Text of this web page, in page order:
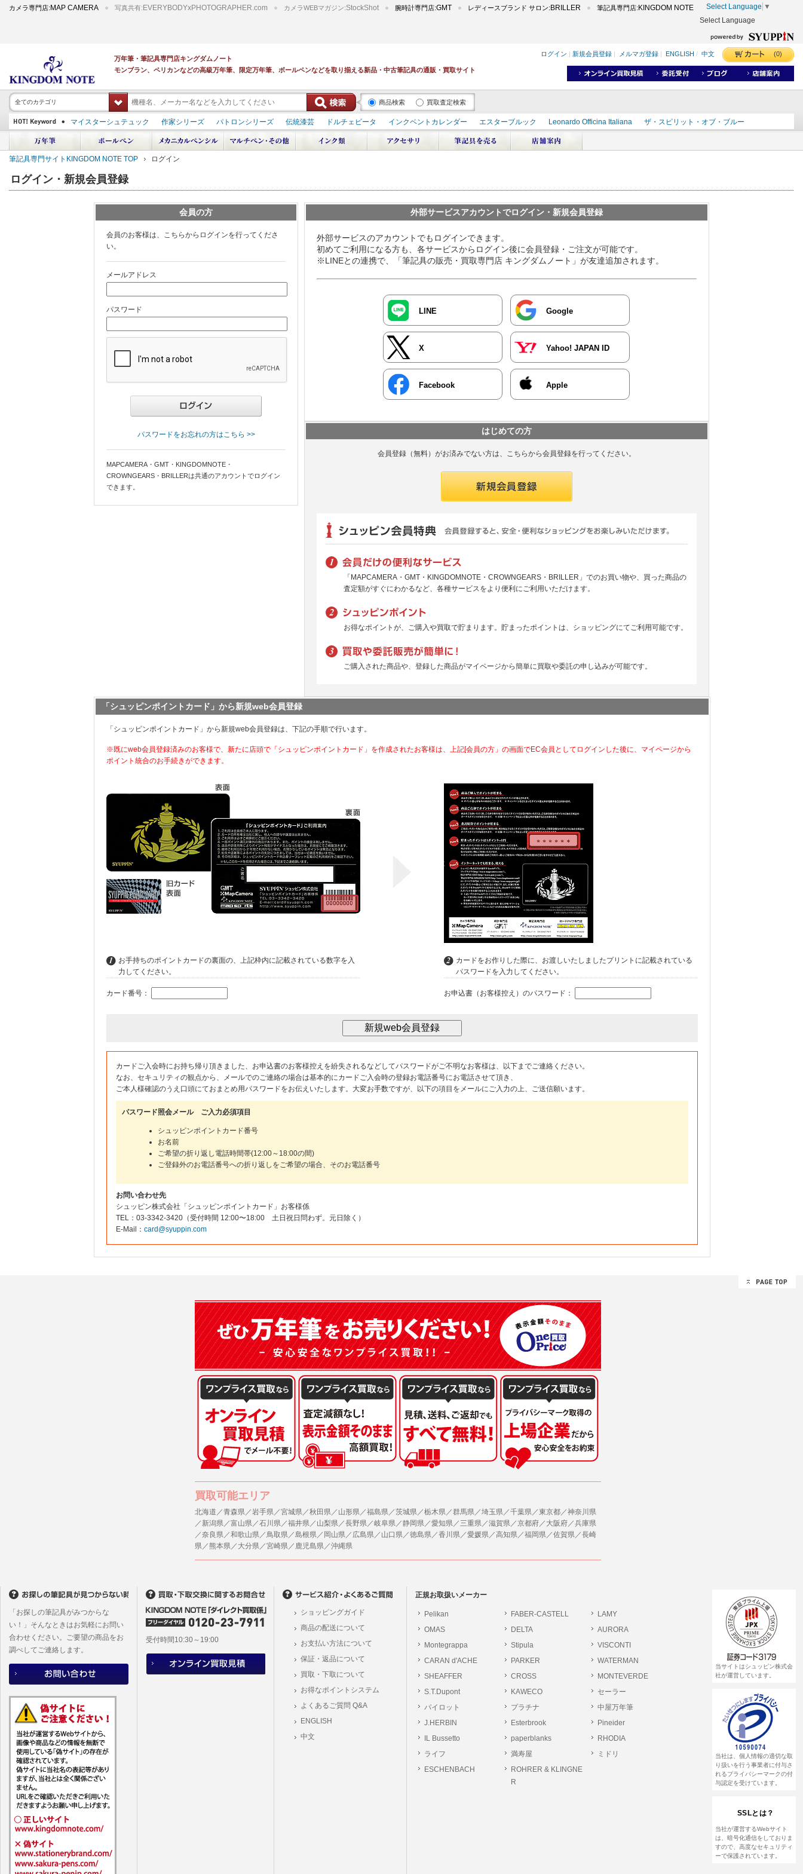
カメラ専門店: MAP CAMERA 写真共有: EVERYBODYxPHOTOGRAPHER.com カメラWEBマガジン:StockShot 腕時計専門店:GMT レディースブランド サロン: BRILLER 筆記具専門店: KINGDOM NOTE Select Language ▼
Select Language
万年筆・筆記具専門店キングダムノート
モンブラン、ペリカンなどの高級万年筆、限定万年筆、ボールペンなどを取り揃える新品・中古筆記具の通販・買取サイト
ログイン 新規会員登録 メルマガ登録 ENGLISH / 中文 (0)
全てのカテゴリ 商品検索 買取査定検索
マイスターシュテュック 作家シリーズ パトロンシリーズ 伝統漆芸 ドルチェビータ インクベントカレンダー エスターブルック Leonardo Officina Italiana
ザ・スピリット・オブ・ブルー
スーベレーン
PILOT 蒔絵 ダイアミン ボトルインク デュポン スペース オデッセイ 輪島屋善仁 深海 エテルニタ･アヴァンティ ラインD
中屋万年筆
プラチナ 出雲 キングダムノート別注 アルマンドシモーニクラブ ペリカン オーシャンスワール 源氏物語 作家シリーズ パトロンシリーズ カヴゼットインク スーベレーン
モンブラン
筆記具専門サイトKINGDOM NOTE TOP ログイン
ログイン・新規会員登録
会員の方
会員のお客様は、こちらからログインを行ってくださ
い。
メールアドレス
パスワード
パスワードをお忘れの方はこちら >>
MAPCAMERA・GMT・KINGDOMNOTE・
CROWNGEARS・BRILLERは共通のアカウントでログイン
できます。
外部サービスアカウントでログイン・新規会員登録
外部サービスのアカウントでもログインできます。
初めてご利用になる方も、各サービスからログイン後に会員登録・ご注文が可能です。
※LINEとの連携で、「筆記具の販売・買取専門店 キングダムノート」が友達追加されます。
LINE Google
X Yahoo! JAPAN ID
Facebook Apple
はじめての方
会員登録（無料）がお済みでない方は、こちらから会員登録を行ってください。
「MAPCAMERA・GMT・KINGDOMNOTE・CROWNGEARS・BRILLER」でのお買い物や、買った商品の
査定額がすぐにわかるなど、各種サービスをより便利にご利用いただけます。
お得なポイントが、ご購入や買取で貯まります。貯まったポイントは、ショッピングにてご利用可能です。
ご購入された商品や、登録した商品がマイページから簡単に買取や委託の申し込みが可能です。
「シュッピンポイントカード」から新規web会員登録
「シュッピンポイントカード」から新規web会員登録は、下記の手順で行います。
※既にweb会員登録済みのお客様で、新たに店頭で「シュッピンポイントカード」を作成されたお客様は、上記[会員の方」の画面でEC会員としてログインした後に、マイページから
ポイント統合のお手続きができます。
お手持ちのポイントカードの裏面の、上記枠内に記載されている数字を入
力してください。
カード番号：
カードをお作りした際に、お渡しいたしましたプリントに記載されている
パスワードを入力してください。
お申込書（お客様控え）のパスワード：
カードご入会時にお持ち帰り頂きました、お申込書のお客様控えを紛失されるなどしてパスワードがご不明なお客様は、以下までご連絡ください。
なお、セキュリティの観点から、メールでのご連絡の場合は基本的にカードご入会時の登録お電話番号にお電話させて頂き、
ご本人様確認のうえ口頭にておまとめ用パスワードをお伝えいたします。大変お手数ですが、以下の項目をメールにご入力の上、ご送信願います。
パスワード照会メール ご入力必須項目
シュッピンポイントカード番号
お名前
ご希望の折り返し電話時間帯(12:00～18:00の間)
ご登録外のお電話番号への折り返しをご希望の場合、そのお電話番号
お問い合わせ先
シュッピン株式会社「シュッピンポイントカード」お客様係
TEL：03-3342-3420（受付時間 12:00〜18:00 土日祝日問わず。元日除く）
E-Mail： card@syuppin.com
買取可能エリア
北海道／青森県／岩手県／宮城県／秋田県／山形県／福島県／茨城県／栃木県／群馬県／埼玉県／千葉県／東京都／神奈川県
／新潟県／富山県／石川県／福井県／山梨県／長野県／岐阜県／静岡県／愛知県／三重県／滋賀県／京都府／大阪府／兵庫県
／奈良県／和歌山県／鳥取県／島根県／岡山県／広島県／山口県／徳島県／香川県／愛媛県／高知県／福岡県／佐賀県／長崎
県／熊本県／大分県／宮崎県／鹿児島県／沖縄県
正規お取扱いメーカー
Pelikan FABER-CASTELL
LAMY
OMAS
DELTA
AURORA
Montegrappa
Stipula
VISCONTI
CARAN d'ACHE
PARKER
WATERMAN
SHEAFFER
CROSS
MONTEVERDE
S.T.Dupont
KAWECO
セーラー
パイロット
プラチナ
中屋万年筆
J.HERBIN
Esterbrook
Pineider
IL Bussetto
paperblanks
RHODIA
ライフ
満寿屋
ミドリ
ESCHENBACH
ROHRER & KLINGNE
R
「お探しの筆記具がみつからな
い！」そんなときはお気軽にお問い
合わせください。ご要望の商品をお
調べしてご連絡します。
受付時間10:30～19:00
ショッピングガイド
商品の配送について
お支払い方法について
保証・返品について
買取・下取について
お得なポイントシステム
よくあるご質問 Q&A
ENGLISH
中文
当サイトはシュッピン株式会
社が運営しています。
当社は、個人情報の適切な取
り扱いを行う事業者に付与さ
れるプライバシーマークの付
与認定を受けています。
SSLとは？
当社が運営するWebサイト
は、暗号化通信をしておりま
すので、高度なセキュリティ
ーで保護されています。